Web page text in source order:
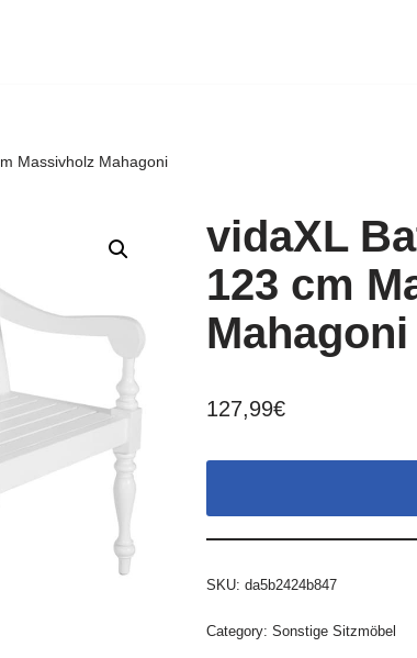
Massivholz Mahagoni
vidaXL
123 cm
Mahagoni
127,99€
SKU: da5b2424b847
Category: Sonstige Sitzmöbel